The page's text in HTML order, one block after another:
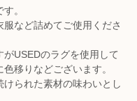
。
など詰めてご使用くださ
USEDのラグを使用して
移りなどございます。
られた素材の味わいとし